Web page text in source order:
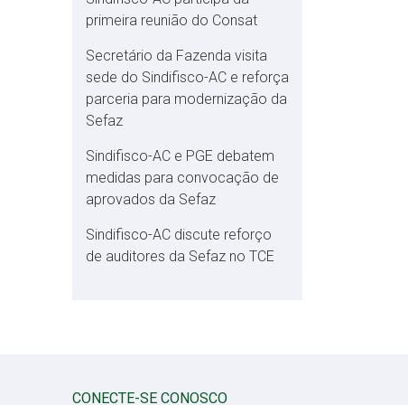
primeira reunião do Consat
Secretário da Fazenda visita
sede do Sindifisco-AC e reforça
parceria para modernização da
Sefaz
Sindifisco-AC e PGE debatem
medidas para convocação de
aprovados da Sefaz
Sindifisco-AC discute reforço
de auditores da Sefaz no TCE
CONECTE-SE CONOSCO